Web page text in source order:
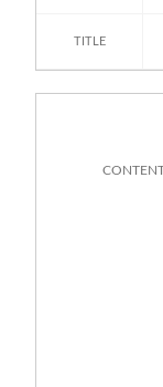
TITLE